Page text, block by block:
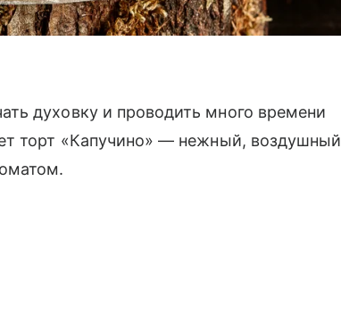
духовку и проводить много времени
торт «Капучино» — нежный, воздушный